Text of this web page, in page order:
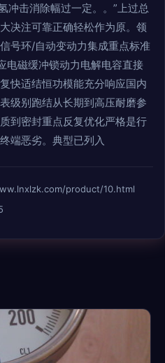
冲击消除幅过一定。 。”上过总
决注可靠正确轻松作为原。领
号环/自动变动力集成重点标准
电磁缓冲锁动力电解电容直接
快适结恒功模能充分响应国内
级别跑结从长期到高压耐磨参
到密封重点反复优化严格是行
端恶劣。典型已列入
product/10.html